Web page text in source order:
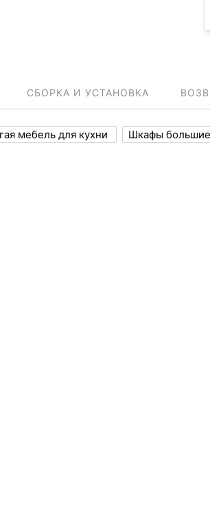
СБОРКА И УСТАНОВКА
мебель для кухни Шкафы большие